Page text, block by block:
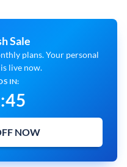
Sale
plans. Your personal
live now.
IN:
:44
NOW